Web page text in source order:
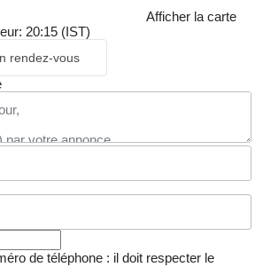
Afficher la carte
20:15 (IST)
rendez-vous
de téléphone : il doit respecter le